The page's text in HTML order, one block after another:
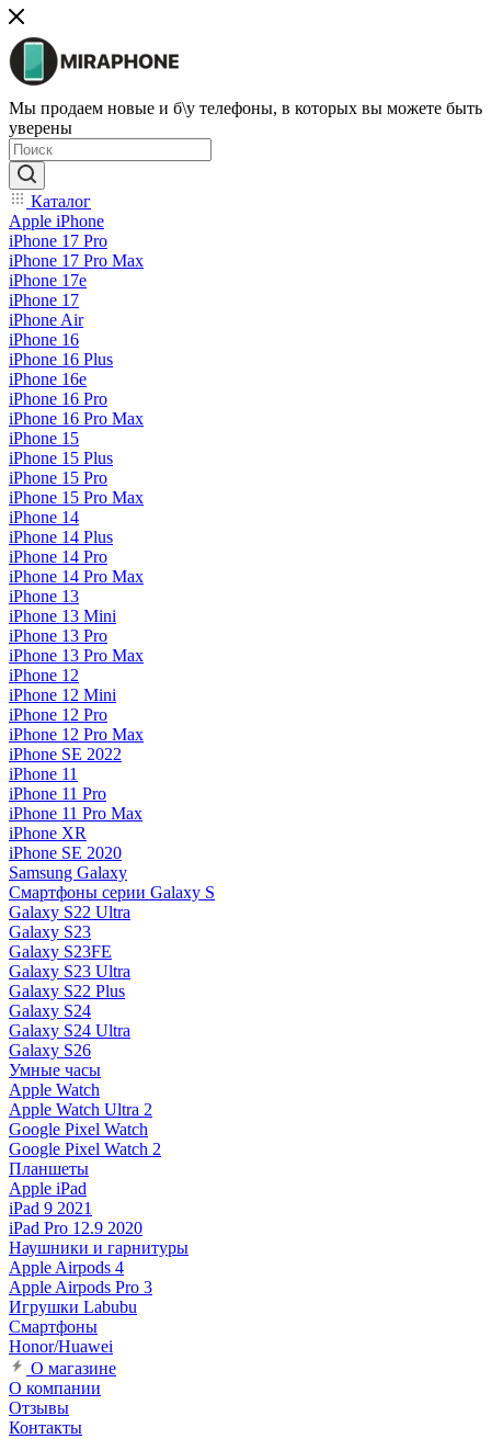
Мы продаем новые и б\у телефоны, в которых вы можете быть
уверены
Каталог
Apple iPhone
iPhone 17 Pro
iPhone 17 Pro Max
iPhone 17e
iPhone 17
iPhone Air
iPhone 16
iPhone 16 Plus
iPhone 16e
iPhone 16 Pro
iPhone 16 Pro Max
iPhone 15
iPhone 15 Plus
iPhone 15 Pro
iPhone 15 Pro Max
iPhone 14
iPhone 14 Plus
iPhone 14 Pro
iPhone 14 Pro Max
iPhone 13
iPhone 13 Mini
iPhone 13 Pro
iPhone 13 Pro Max
iPhone 12
iPhone 12 Mini
iPhone 12 Pro
iPhone 12 Pro Max
iPhone SE 2022
iPhone 11
iPhone 11 Pro
iPhone 11 Pro Max
iPhone XR
iPhone SE 2020
Samsung Galaxy
Смартфоны серии Galaxy S
Galaxy S22 Ultra
Galaxy S23
Galaxy S23FE
Galaxy S23 Ultra
Galaxy S22 Plus
Galaxy S24
Galaxy S24 Ultra
Galaxy S26
Умные часы
Apple Watch
Apple Watch Ultra 2
Google Pixel Watch
Google Pixel Watch 2
Планшеты
Apple iPad
iPad 9 2021
iPad Pro 12.9 2020
Наушники и гарнитуры
Apple Airpods 4
Apple Airpods Pro 3
Игрушки Labubu
Смартфоны
Honor/Huawei
О магазине
О компании
Отзывы
Контакты